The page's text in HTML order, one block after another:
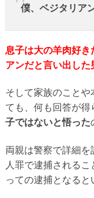
僕、ベジタリア
息子は大の羊肉好き
アンだと言い出した
そして家族のことや
ても、何も回答が得
子ではないと悟った
両親は警察で詳細
人罪で逮捕される
っての逮捕となると